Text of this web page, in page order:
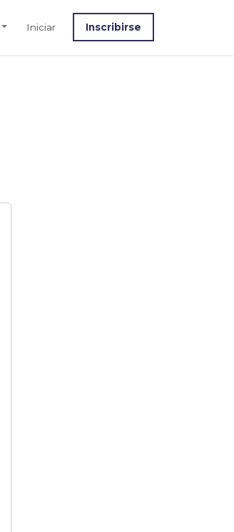
Iniciar Inscribirse